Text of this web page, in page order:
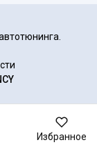
Избранное